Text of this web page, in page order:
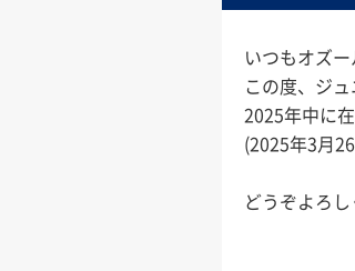
いつもオズ
この度、ジ
2025年中に
(2025年3月
どうぞよろし